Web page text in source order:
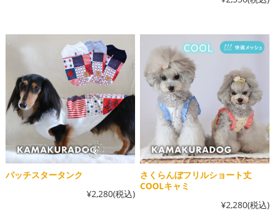
パッチスタータンク
¥2,280(税込)
さくらんぼフリルショート丈
COOLキャミ
¥2,280(税込)